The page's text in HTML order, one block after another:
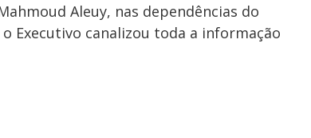
Aleuy, nas dependências do
Executivo canalizou toda a informação